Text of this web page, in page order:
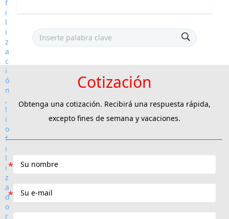
Cotización
Obtenga una cotización. Recibirá una respuesta rápida,
excepto fines de semana y vacaciones.